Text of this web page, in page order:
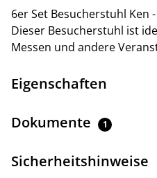
6er Set Besucherstuhl Ken
Dieser Besucherstuhl ist
Messen und andere
Eigenschaften
Dokumente 1
Sicherheitshinweise